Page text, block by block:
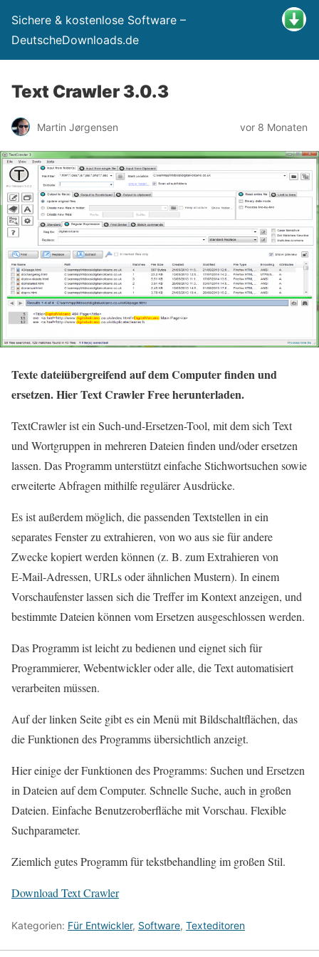
Sichere & kostenlose Software –
DeutscheDownloads.de
Text Crawler 3.0.3
Martin Jørgensen vor 8 Monaten
Texte dateiübergreifend auf dem Computer finden und
ersetzen.Hier Text Crawler Free herunterladen.
TextCrawler ist ein Such-und-Ersetzen-Tool, mit dem sich Text
und Wortgruppen in mehreren Dateien finden und/oder ersetzen
lassen. Das Programm unterstützt einfache Stichwortsuchen sowie
erweiterte Abfragen mithilfe regulärer Ausdrücke.
Es ist außerdem möglich, die passenden Textstellen in ein
separates Fenster zu extrahieren, von wo aus sie für andere
Zwecke kopiert werden können (z. B. zum Extrahieren von
E‑Mail-Adressen, URLs oder ähnlichen Mustern). In einem
Vorschaufenster lassen sich die Treffer im Kontext anzeigen, und
bestimmte Dateien können vom Ersetzen ausgeschlossen werden.
Das Programm ist leicht zu bedienen und eignet sich für
Programmierer, Webentwickler oder alle, die Text automatisiert
verarbeiten müssen.
Auf der linken Seite gibt es ein Menü mit Bildschaltflächen, das
die Funktionen des Programms übersichtlich anzeigt.
Hier einige der Funktionen des Programms: Suchen und Ersetzen
in Dateien auf dem Computer. Schnelle Suche, auch in großen
Dateien. Einfache Benutzeroberfläche mit Vorschau. Flexible
Suchparameter.
Ziemlich gutes Programm für tekstbehandling im großen Stil.
Download Text Crawler
Kategorien: Für Entwickler, Software, Texteditoren